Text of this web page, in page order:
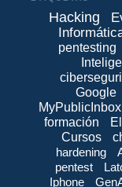
Hacking
pentesting
Google
MyPublicInbox
formación
Cursos
hardening
pentest
Iphone